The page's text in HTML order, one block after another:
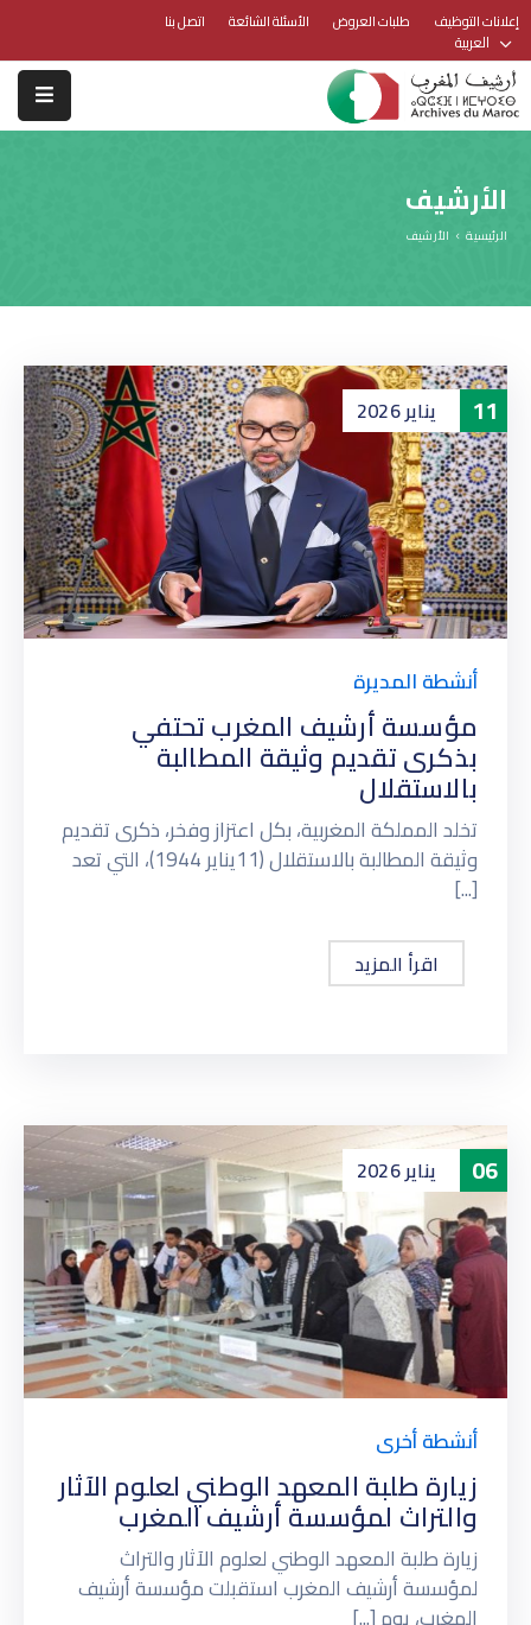
إعلانات التوظيف طلبات العروض الأسئلة الشائعة اتصل بنا
العربية
الأرشيف
الرئيسية الأرشيف
11 يناير2026
أنشطة المديرة
مؤسسة أرشيف المغرب تحتفي
بذكرى تقديم وثيقة المطالبة
بالاستقلال
تخلد المملكة المغربية، بكل اعتزاز وفخر، ذكرى تقديم
وثيقة المطالبة بالاستقلال (11يناير 1944)، التي تعد
[...]
اقرأ المزيد
06 يناير2026
أنشطة أخرى
زيارة طلبة المعهد الوطني لعلوم الآثار
والتراث لمؤسسة أرشيف المغرب
زيارة طلبة المعهد الوطني لعلوم الآثار والتراث
لمؤسسة أرشيف المغرب استقبلت مؤسسة أرشيف